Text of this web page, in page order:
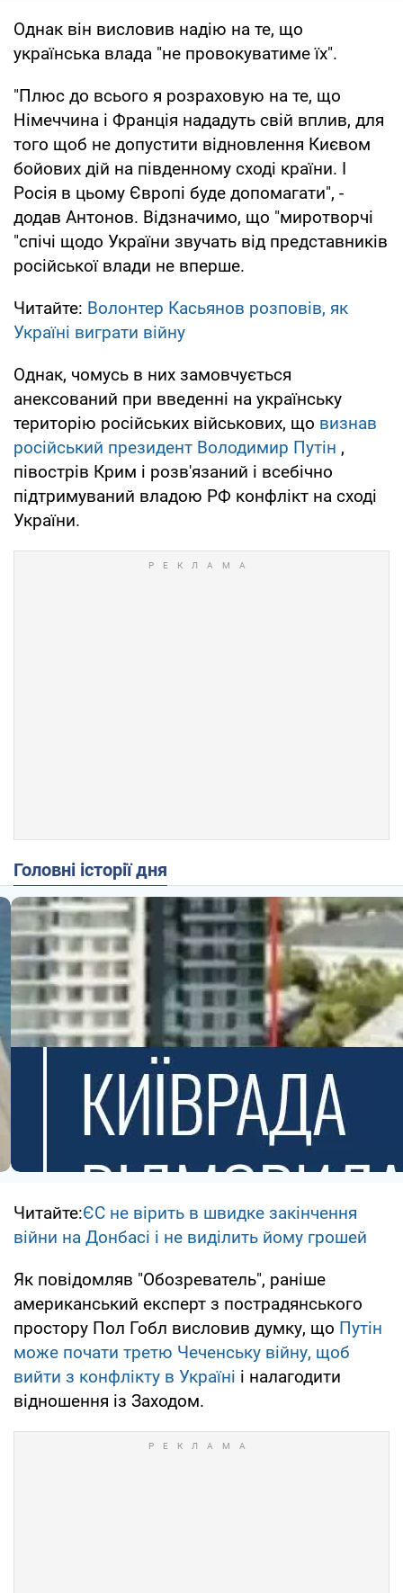
Однак він висловив надію на те, що
українська влада "не провокуватиме їх".
"Плюс до всього я розраховую на те, що
Німеччина і Франція нададуть свій вплив, для
того щоб не допустити відновлення Києвом
бойових дій на південному сході країни. І
Росія в цьому Європі буде допомагати", -
додав Антонов. Відзначимо, що "миротворчі
"спічі щодо України звучать від представників
російської влади не вперше.
Читайте: Волонтер Касьянов розповів, як
Україні виграти війну
Однак, чомусь в них замовчується
анексований при введенні на українську
територію російських військових, що визнав
російський президент Володимир Путін ,
півострів Крим і розв'язаний і всебічно
підтримуваний владою РФ конфлікт на сході
України.
Головні історії дня
Читайте:ЄС не вірить в швидке закінчення
війни на Донбасі і не виділить йому грошей
Як повідомляв "Обозреватель", раніше
американський експерт з пострадянського
простору Пол Гобл висловив думку, що Путін
може почати третю Чеченську війну, щоб
вийти з конфлікту в Україні і налагодити
відношення із Заходом.